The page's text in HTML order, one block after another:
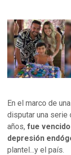
En el marco de
disputar una serie
años, fue
depresión
plantel...y el país.